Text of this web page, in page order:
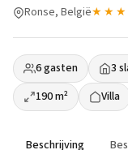
Ronse, België
6 gasten 3
190 m²
Villa
Beschrijving